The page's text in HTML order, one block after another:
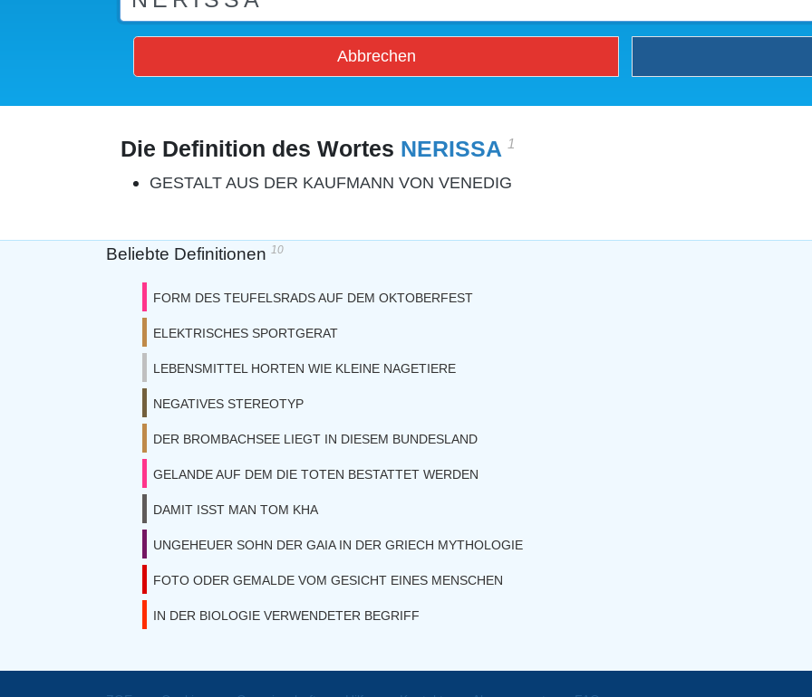
Abbrechen
Die Definition des Wortes NERISSA 1
GESTALT AUS DER KAUFMANN VON VENEDIG
Beliebte Definitionen 10
FORM DES TEUFELSRADS AUF DEM OKTOBERFEST
ELEKTRISCHES SPORTGERAT
LEBENSMITTEL HORTEN WIE KLEINE NAGETIERE
NEGATIVES STEREOTYP
DER BROMBACHSEE LIEGT IN DIESEM BUNDESLAND
GELANDE AUF DEM DIE TOTEN BESTATTET WERDEN
DAMIT ISST MAN TOM KHA
UNGEHEUER SOHN DER GAIA IN DER GRIECH MYTHOLOGIE
FOTO ODER GEMALDE VOM GESICHT EINES MENSCHEN
IN DER BIOLOGIE VERWENDETER BEGRIFF